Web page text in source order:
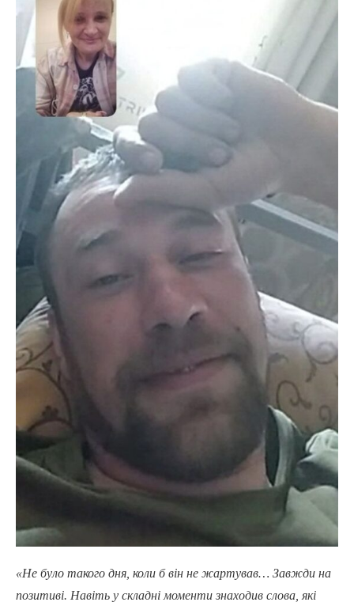
«Не було такого дня, коли б він не жартував… Завжди на
позитиві. Навіть у складні моменти знаходив слова, які